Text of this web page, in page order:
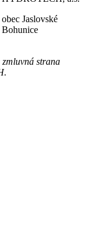
obec Jaslovské
Bohunice
strana